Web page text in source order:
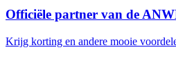
Officiële partner van de
Krijg korting en andere mooie